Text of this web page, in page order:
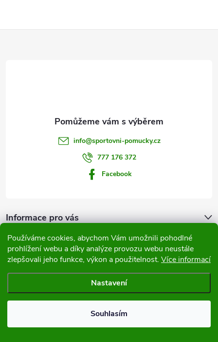
Používáme cookies, abychom Vám umožnili pohodlné
prohlížení webu a díky analýze provozu webu neustále
zlepšovali jeho funkce, výkon a použitelnost. Více informací
Nastavení
Souhlasím
info@sportovni-pomucky.cz
777 176 372
Facebook
Informace pro vás
Přijímáme online platby
Copyright 2026Sportovní pomůcky. Všechna práva vyhrazena.